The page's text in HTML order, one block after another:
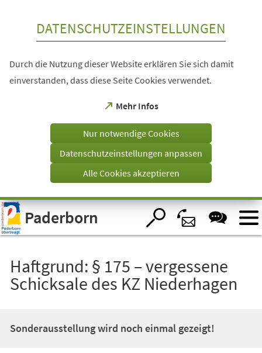
Visuelle
Assistenzsoftware
öffnen.
DATENSCHUTZEINSTELLUNGEN
Durch die Nutzung dieser Website erklären Sie sich damit
einverstanden, dass diese Seite Cookies verwendet.
Mehr Infos
(Öffnet
einem
Tab)
Nur notwendige Cookies
Datenschutzeinstellungen anpassen
Alle Cookies akzeptieren
Paderborn
Haftgrund: § 175 – vergessene
Schicksale des KZ Niederhagen
Sonderausstellung wird noch einmal gezeigt!